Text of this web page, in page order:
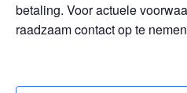
betaling. Voor actuele
raadzaam contact op te